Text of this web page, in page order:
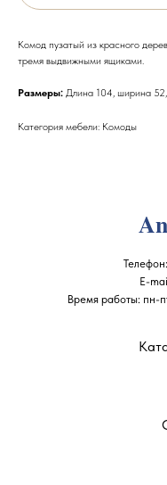
Комод пузатый из красного
тремя выдвижными ящиками.
Размеры: Длина 104, ширина
Категория мебели: Комоды
Телефон:
E-
Время работы: пн-